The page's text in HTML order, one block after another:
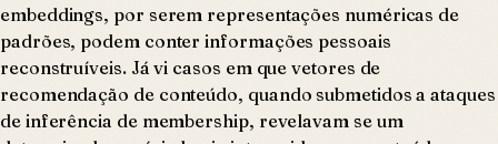
embeddings, por serem representações numéricas de
padrões, podem conter informações pessoais
reconstruíveis. Já vi casos em que vetores de
recomendação de conteúdo, quando submetidos a ataques
de inferência de membership, revelavam se um